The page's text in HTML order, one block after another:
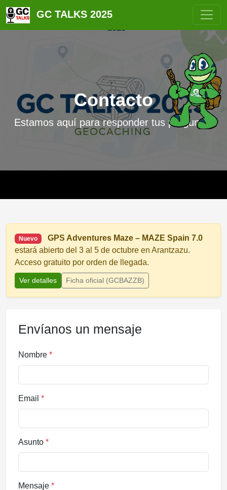
GC TALKS 2025
Contacto
Estamos aquí para responder tus preguntas
Nuevo
GPS Adventures Maze – MAZE Spain 7.0
estará abierto del 3 al 5 de octubre en Arantzazu.
Acceso gratuito por orden de llegada.
Ver detalles Ficha oficial (GCBAZZB)
Envíanos un mensaje
Nombre *
Email *
Asunto *
Mensaje *